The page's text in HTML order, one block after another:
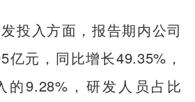
投入方面，报告期内公司
亿元，同比增长49.35%，
的9.28%，研发人员占比